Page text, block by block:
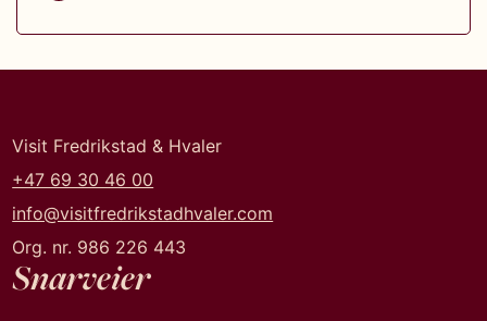
Visit Fredrikstad & Hvaler
+47 69 30 46 00
info@visitfredrikstadhvaler.com
Org. nr. 986 226 443
Snarveier